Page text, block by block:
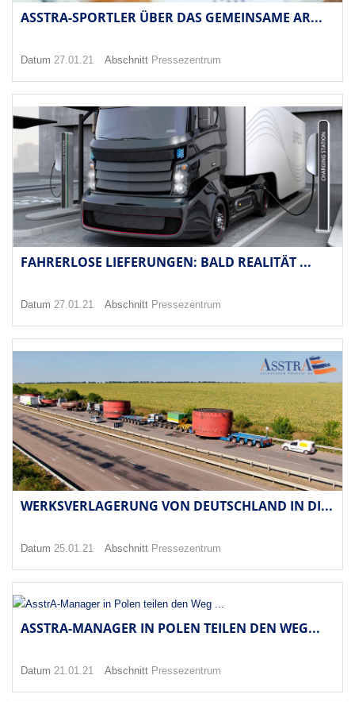
ASSTRA-SPORTLER ÜBER DAS GEMEINSAME AR...
Datum 27.01.21 Abschnitt Pressezentrum
FAHRERLOSE LIEFERUNGEN: BALD REALITÄT ...
Datum 27.01.21 Abschnitt Pressezentrum
WERKSVERLAGERUNG VON DEUTSCHLAND IN DI...
Datum 25.01.21 Abschnitt Pressezentrum
ASSTRA-MANAGER IN POLEN TEILEN DEN WEG...
Datum 21.01.21 Abschnitt Pressezentrum